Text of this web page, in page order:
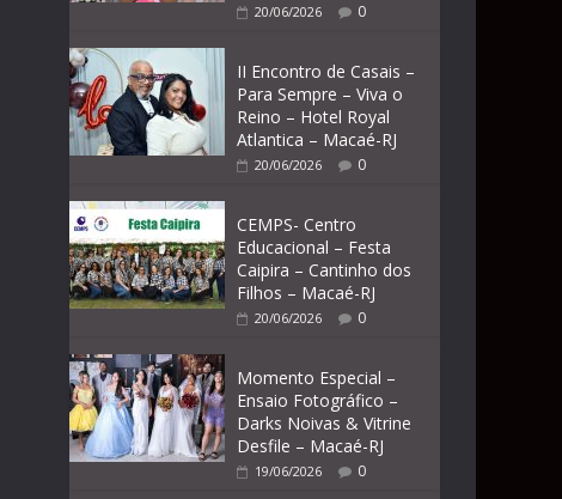
20/06/2026 0
II Encontro de Casais –
Para Sempre – Viva o
Reino – Hotel Royal
Atlantica – Macaé-RJ
20/06/2026 0
CEMPS- Centro
Educacional – Festa
Caipira – Cantinho dos
Filhos – Macaé-RJ
20/06/2026 0
Momento Especial –
Ensaio Fotográfico –
Darks Noivas & Vitrine
Desfile – Macaé-RJ
19/06/2026 0